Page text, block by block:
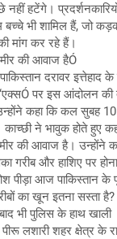
नहीं हटेंगे।
बच्चे भी शामिल हैं, जो
मांग कर रहे हैं।
की आवाज हैÓ
दरावर इत्तेहाद
‘एक्सÓ पर इस आंदोलन की
उन्होंने कहा कि कल
काच्छी ने भावुक होते हुए
की आवाज है। उन्होंने
गरीब और हाशिए पर
पीड़ा आज पाकिस्तान के
का खून इतना सस्ता है?
भी पुलिस के हाथ खाली
लशारी शहर क्षेत्र के